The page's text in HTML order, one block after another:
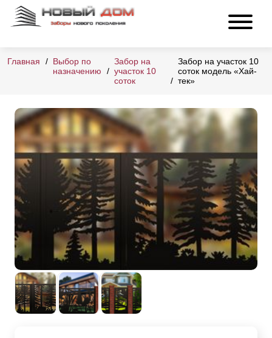
Главная
Выбор по
назначению
Забор на
участок 10
соток
Забор на участок 10
соток модель «Хай-
тек»